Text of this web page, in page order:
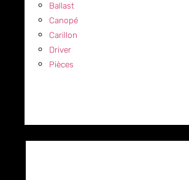
Ballast
Canopé
Carillon
Driver
Pièces